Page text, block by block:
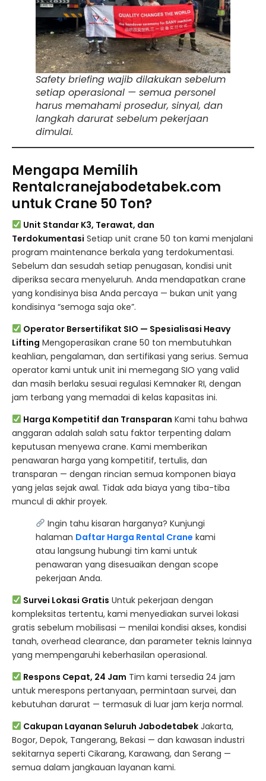
Safety briefing wajib dilakukan sebelum
setiap operasional — semua personel
harus memahami prosedur, sinyal, dan
langkah darurat sebelum pekerjaan
dimulai.
Mengapa Memilih
Rentalcranejabodetabek.com
untuk Crane 50 Ton?
Unit Standar K3, Terawat, dan
Terdokumentasi Setiap unit crane 50 ton kami menjalani
program maintenance berkala yang terdokumentasi.
Sebelum dan sesudah setiap penugasan, kondisi unit
diperiksa secara menyeluruh. Anda mendapatkan crane
yang kondisinya bisa Anda percaya — bukan unit yang
kondisinya “semoga saja oke”.
Operator Bersertifikat SIO — Spesialisasi Heavy
Lifting Mengoperasikan crane 50 ton membutuhkan
keahlian, pengalaman, dan sertifikasi yang serius. Semua
operator kami untuk unit ini memegang SIO yang valid
dan masih berlaku sesuai regulasi Kemnaker RI, dengan
jam terbang yang memadai di kelas kapasitas ini.
Harga Kompetitif dan Transparan Kami tahu bahwa
anggaran adalah salah satu faktor terpenting dalam
keputusan menyewa crane. Kami memberikan
penawaran harga yang kompetitif, tertulis, dan
transparan — dengan rincian semua komponen biaya
yang jelas sejak awal. Tidak ada biaya yang tiba-tiba
muncul di akhir proyek.
Ingin tahu kisaran harganya? Kunjungi
halaman Daftar Harga Rental Crane kami
atau langsung hubungi tim kami untuk
penawaran yang disesuaikan dengan scope
pekerjaan Anda.
Survei Lokasi Gratis Untuk pekerjaan dengan
kompleksitas tertentu, kami menyediakan survei lokasi
gratis sebelum mobilisasi — menilai kondisi akses, kondisi
tanah, overhead clearance, dan parameter teknis lainnya
yang mempengaruhi keberhasilan operasional.
Respons Cepat, 24 Jam Tim kami tersedia 24 jam
untuk merespons pertanyaan, permintaan survei, dan
kebutuhan darurat — termasuk di luar jam kerja normal.
Cakupan Layanan Seluruh JabodetabekJakarta,
Bogor, Depok, Tangerang, Bekasi — dan kawasan industri
sekitarnya seperti Cikarang, Karawang, dan Serang —
semua dalam jangkauan layanan kami.